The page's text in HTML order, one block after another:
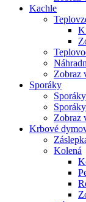
Kachle
Zobraz
Sporáky
Zobraz
Krbové
Kolená